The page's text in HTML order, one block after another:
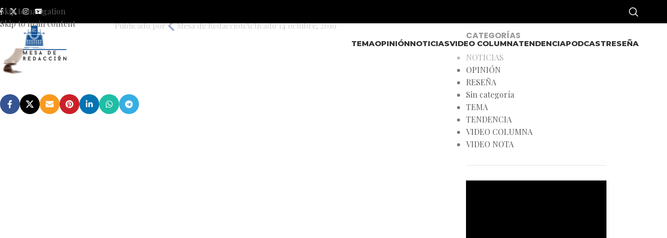
Skip to navigation
Skip to main content
TEMAOPINIÓNNOTICIASVIDEO COLUMNATENDENCIAPODCASTRESEÑA
Publicado por Mesa de RedacciónActivado 14 octubre, 2019
CATEGORÍAS
NOTICIAS
OPINIÓN
RESEÑA
Sin categoría
TEMA
TENDENCIA
VIDEO COLUMNA
VIDEO NOTA